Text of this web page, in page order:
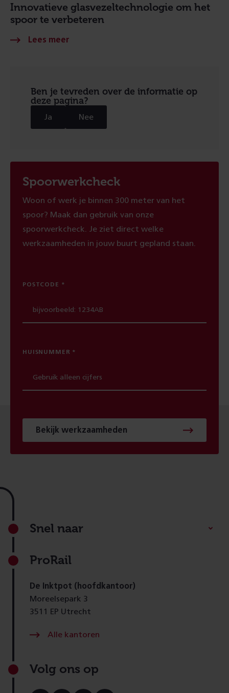
Innovatieve glasvezeltechnologie om het
spoor te verbeteren
Ben je tevreden over de informatie op
deze pagina?
Ja Nee
Spoorwerkcheck
Woon of werk je binnen 300 meter van het
spoor? Maak dan gebruik van onze
spoorwerkcheck. Je ziet direct welke
werkzaamheden in jouw buurt gepland staan.
POSTCODE
HUISNUMMER
Bekijk werkzaamheden
Footer
Snel naar
ProRail
De Inktpot (hoofdkantoor)
Moreelsepark 3
3511 EP Utrecht
Alle kantoren
Volg ons op